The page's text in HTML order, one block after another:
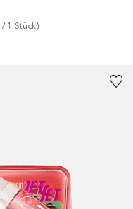
/ 1 Stück)